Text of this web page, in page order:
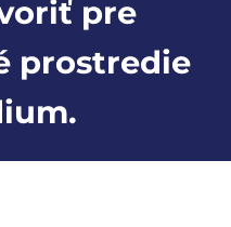
pre
prostredie